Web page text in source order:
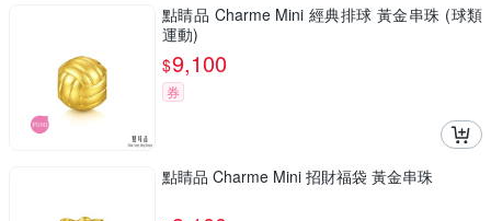
點睛品 Charme Mini 經典排球 黃金串珠 (球類
運動)
$9,100
券
點睛品 Charme Mini 招財福袋 黃金串珠